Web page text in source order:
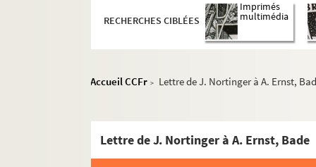
RECHERCHES CIBLÉES
Imprimés
multimédia
Accueil CCFr > Lettre de J. Nortinger à A. Ernst,
Lettre de J. Nortinger à A. Ernst, Bade
MS 1022. Mémoire sur le poste de Bitche
MS 1023. Union Chorale, livre de caisse
MS 1024. General Versammlung vom 27
MS 1028. Castra Vogesi Alsatiae :
MS 1029. Nomenclature des communes